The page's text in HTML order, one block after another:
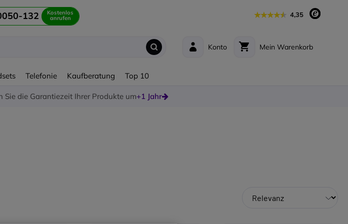
132 Kostenlos
anrufen 4,35
Konto Mein Warenkorb
Telefonie Kaufberatung Top 10
Sie die Garantiezeit Ihrer Produkte um+1 Jahr